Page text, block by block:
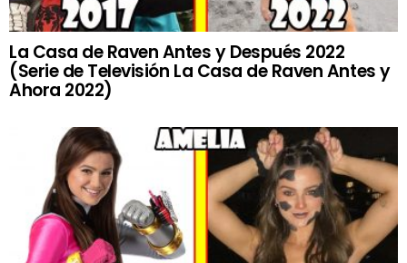
La Casa de Raven Antes y Después 2022
(Serie de Televisión La Casa de Raven Antes y
Ahora 2022)